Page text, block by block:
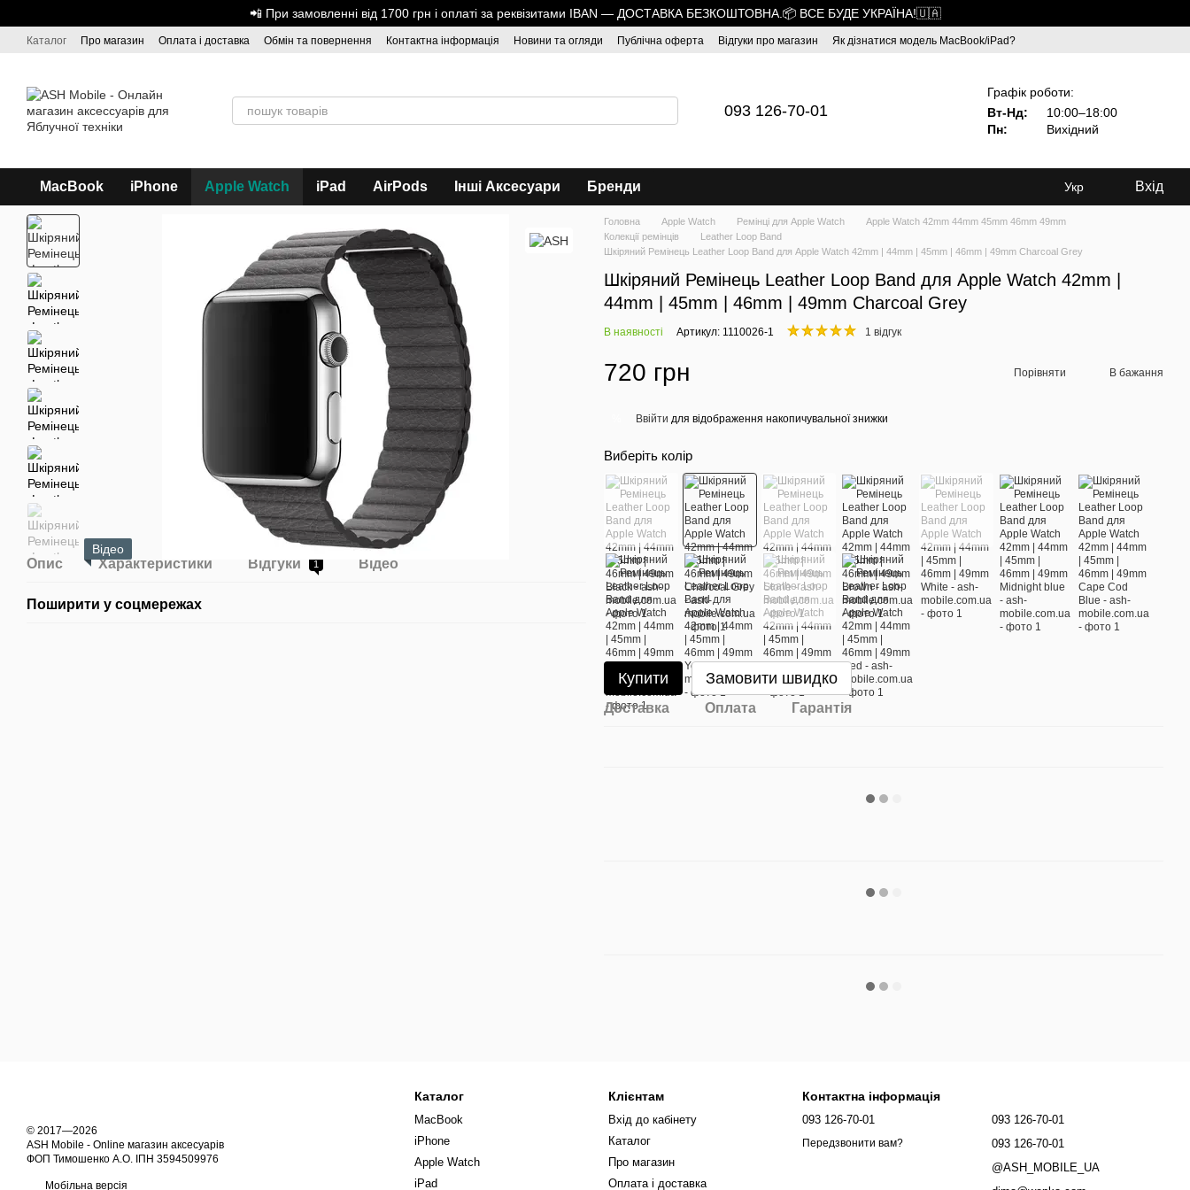
📲 При замовленні від 1700 грн і оплаті за реквізитами IBAN — ДОСТАВКА БЕЗКОШТОВНА.📦 ВСЕ БУДЕ УКРАЇНА!🇺🇦
Каталог Про магазин Оплата і доставка Обмін та повернення Контактна інформація Новини та огляди Публічна оферта Відгуки про магазин
Як дізнатися модель MacBook/iPad?
093 126-70-01
Графік роботи:
Вт-Нд:
10:00–18:00
Пн:
Вихідний
MacBook iPhone Apple Watch iPad AirPods Інші Аксесуари Бренди Укр Вхід
Відео
Опис Характеристики Відгуки 1 Відео
Поширити у соцмережах
Головна Apple Watch Ремінці для Apple Watch
Apple Watch 42mm 44mm 45mm 46mm 49mm
Колекції ремінців
Leather Loop Band
Шкіряний Ремінець Leather Loop Band для Apple Watch 42mm | 44mm | 45mm | 46mm | 49mm Charcoal Grey
Шкіряний Ремінець Leather Loop Band для Apple Watch 42mm |
44mm | 45mm | 46mm | 49mm Charcoal Grey
В наявності Артикул: 1110026-1 1 відгук
720 грн Порівняти В бажання
Ввійти для відображення накопичувальної знижки
Виберіть колір
Купити Замовити швидко
Доставка Оплата Гарантія
© 2017—2026
ASH Mobile - Online магазин аксесуарів
ФОП Тимошенко А.О. ІПН 3594509976
Мобільна версія
Каталог
MacBook
iPhone
Apple Watch
iPad
Клієнтам
Вхід до кабінету
Каталог
Про магазин
Оплата і доставка
Контактна інформація
093 126-70-01
Передзвонити вам?
093 126-70-01
093 126-70-01
@ASH_MOBILE_UA